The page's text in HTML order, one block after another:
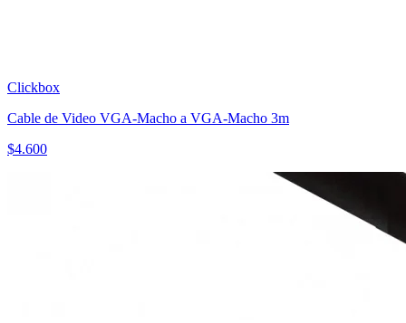
Clickbox
Cable de Video VGA-Macho a VGA-Macho 3m
$4.600